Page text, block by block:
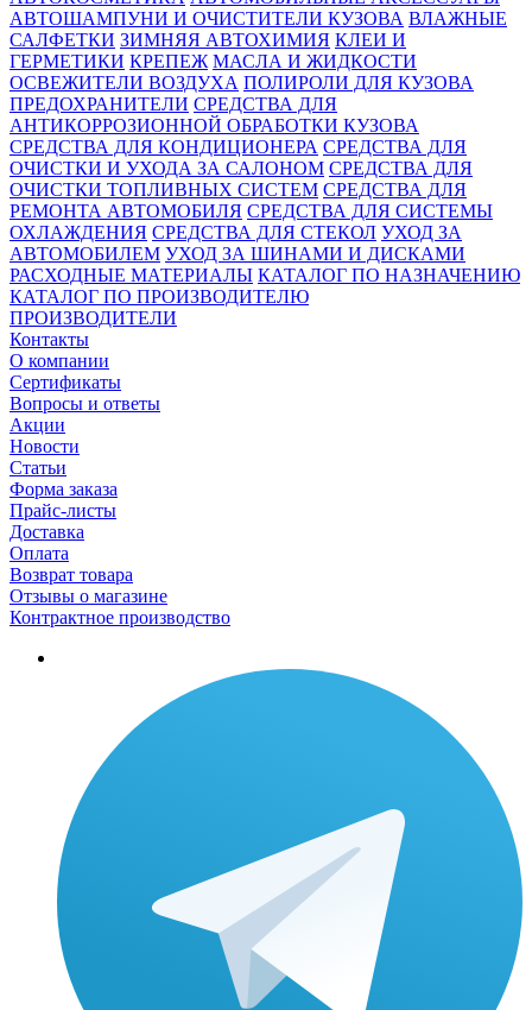
АВТОШАМПУНИ И ОЧИСТИТЕЛИ КУЗОВА ВЛАЖНЫЕ
САЛФЕТКИ ЗИМНЯЯ АВТОХИМИЯ КЛЕИ И
ГЕРМЕТИКИ КРЕПЕЖ МАСЛА И ЖИДКОСТИ
ОСВЕЖИТЕЛИ ВОЗДУХА ПОЛИРОЛИ ДЛЯ КУЗОВА
ПРЕДОХРАНИТЕЛИ СРЕДСТВА ДЛЯ
АНТИКОРРОЗИОННОЙ ОБРАБОТКИ КУЗОВА
СРЕДСТВА ДЛЯ КОНДИЦИОНЕРА СРЕДСТВА ДЛЯ
ОЧИСТКИ И УХОДА ЗА САЛОНОМ СРЕДСТВА ДЛЯ
ОЧИСТКИ ТОПЛИВНЫХ СИСТЕМ СРЕДСТВА ДЛЯ
РЕМОНТА АВТОМОБИЛЯ СРЕДСТВА ДЛЯ СИСТЕМЫ
ОХЛАЖДЕНИЯ СРЕДСТВА ДЛЯ СТЕКОЛ УХОД ЗА
АВТОМОБИЛЕМ УХОД ЗА ШИНАМИ И ДИСКАМИ
РАСХОДНЫЕ МАТЕРИАЛЫ КАТАЛОГ ПО НАЗНАЧЕНИЮ
КАТАЛОГ ПО ПРОИЗВОДИТЕЛЮ
ПРОИЗВОДИТЕЛИ
Контакты
О компании
Сертификаты
Вопросы и ответы
Акции
Новости
Статьи
Форма заказа
Прайс-листы
Доставка
Оплата
Возврат товара
Отзывы о магазине
Контрактное производство